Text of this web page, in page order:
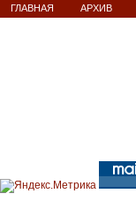
ГЛАВНАЯ АРХИВ